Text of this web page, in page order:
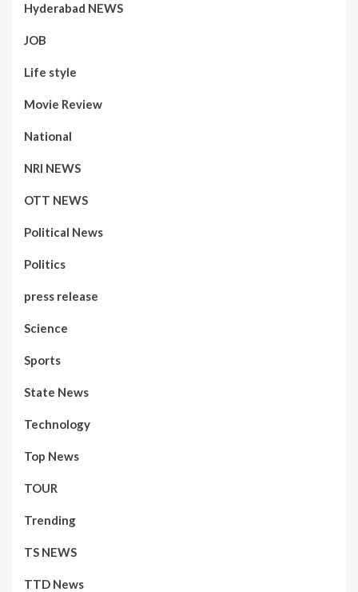
Hyderabad NEWS
JOB
Life style
Movie Review
National
NRI NEWS
OTT NEWS
Political News
Politics
press release
Science
Sports
State News
Technology
Top News
TOUR
Trending
TS NEWS
TTD News